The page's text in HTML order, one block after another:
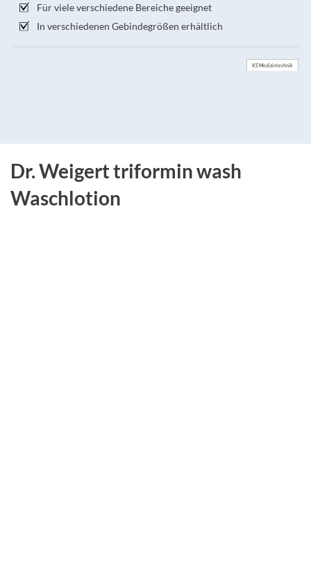
Für viele verschiedene Bereiche geeignet
In verschiedenen Gebindegrößen erhältlich
KS Medizintechnik
Dr. Weigert triformin wash
Waschlotion